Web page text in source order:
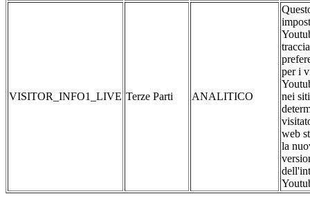
VISITOR_INFO1_LIVE Terze Parti ANALITICO
per i
nei
web
la